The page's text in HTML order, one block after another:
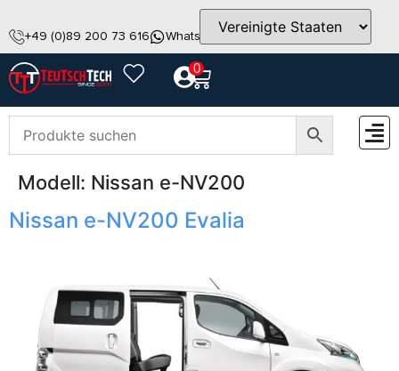
+49 (0)89 200 73 616 WhatsApp info@teutschtech.com
0
Modell: Nissan e-NV200
Nissan e-NV200 Evalia